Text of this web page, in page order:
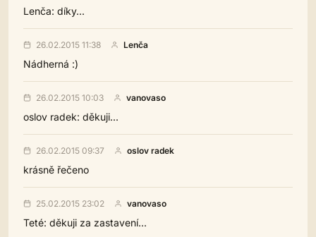
Lenča: díky...
26.02.2015 11:38 Lenča
Nádherná :)
26.02.2015 10:03 vanovaso
oslov radek: děkuji...
26.02.2015 09:37 oslov radek
krásně řečeno
25.02.2015 23:02 vanovaso
Teté: děkuji za zastavení...